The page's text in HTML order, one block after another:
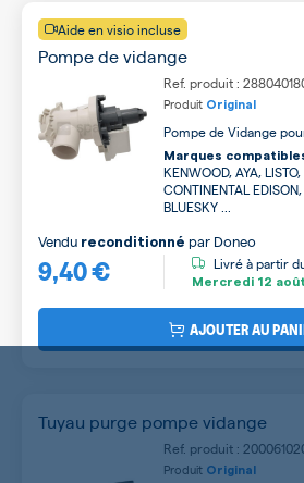
Aide en visio incluse
Pompe de vidange
Ref. produit :
Produit Original
Pompe de Vidange
Marques
KENWOOD, AYA,
CONTINENTAL
BLUESKY ...
9,40 €
Vendu reconditionné par Doneo
Livré à partir
Mercredi 12 août
AJOUTER AU
Tuyau purge pompe vidange
Ref. produit :
Produit Original